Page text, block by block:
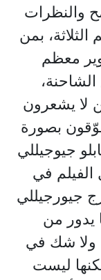
والنظرات
الثلاثة، بمن
معظم
لا يشعرون
بصورة
جيوجيللي
في
جيورجيللي
يدور من
ولا شك في
ليست